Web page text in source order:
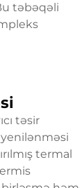
təbəqəli
təsir
termal